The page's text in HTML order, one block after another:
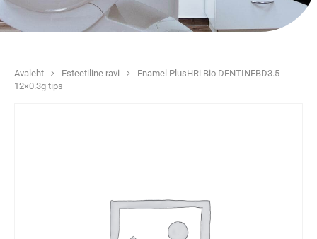
Avaleht Esteetiline ravi
Enamel PlusHRi Bio DENTINEBD3.5
12×0.3g tips